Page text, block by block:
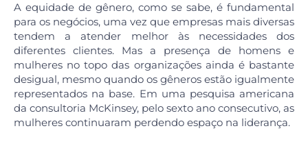
A equidade de gênero, como se sabe, é fundamental
para os negócios, uma vez que empresas mais diversas
tendem a atender melhor às necessidades dos
diferentes clientes. Mas a presença de homens e
mulheres no topo das organizações ainda é bastante
desigual, mesmo quando os gêneros estão igualmente
representados na base. Em uma pesquisa americana
da consultoria McKinsey, pelo sexto ano consecutivo, as
mulheres continuaram perdendo espaço na liderança.